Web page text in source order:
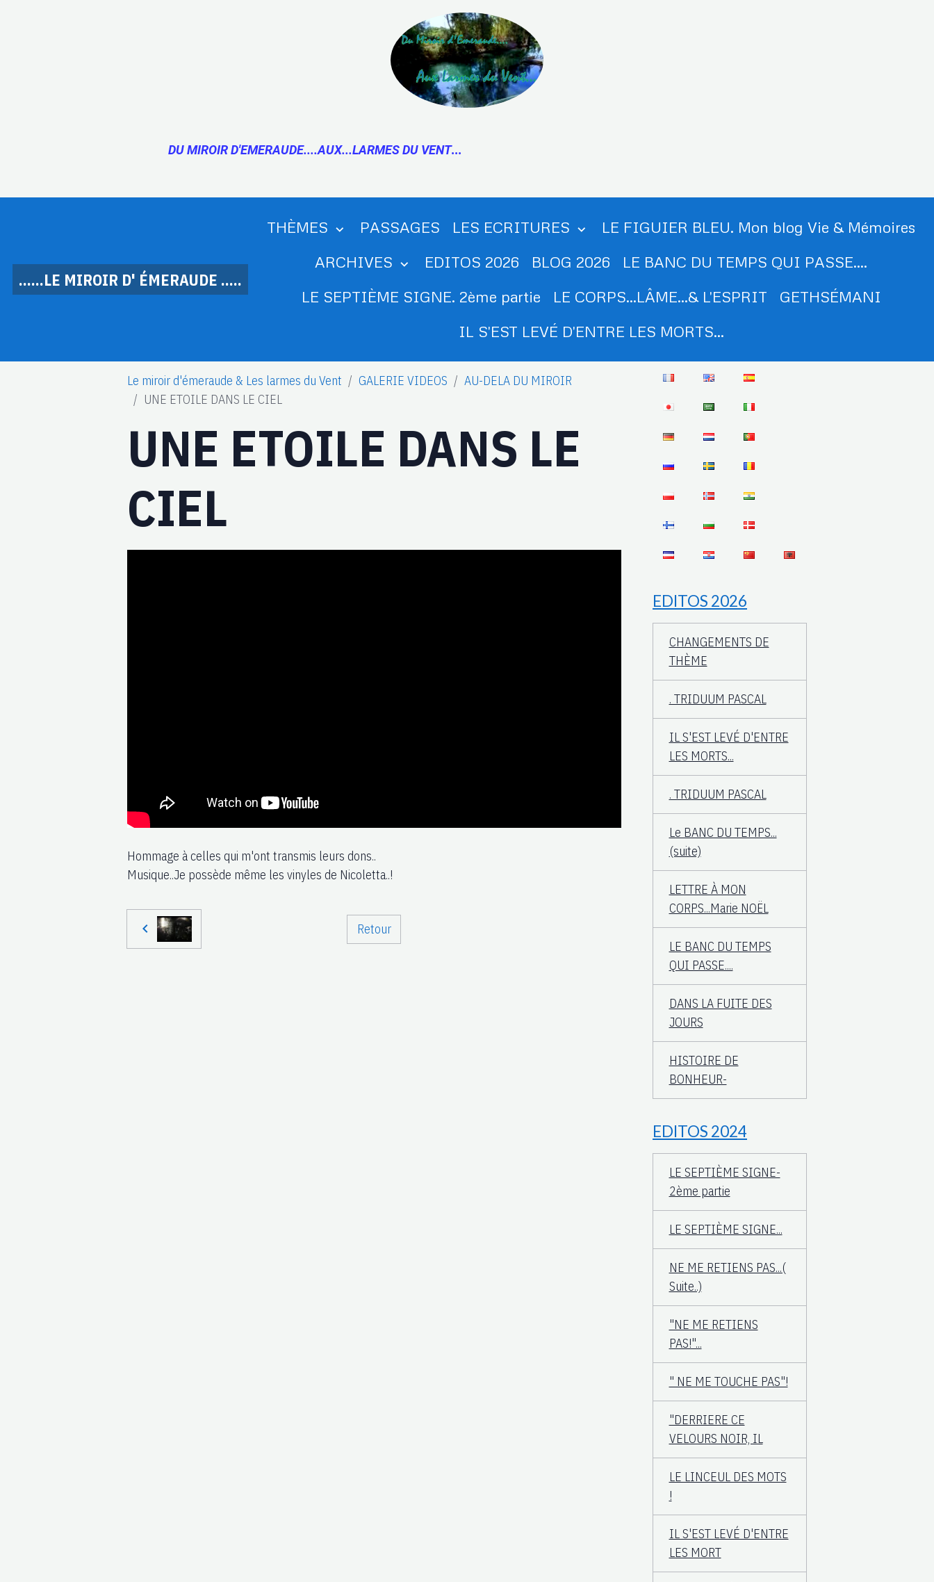
DU MIROIR D'EMERAUDE....AUX...LARMES DU VENT...
......LE MIROIR D' ÉMERAUDE .....
THÈMES PASSAGES LES ECRITURES
LE FIGUIER BLEU. Mon blog Vie & Mémoires
ARCHIVES
EDITOS 2026 BLOG 2026
LE BANC DU TEMPS QUI PASSE....
LE SEPTIÈME SIGNE. 2ème partie
LE CORPS...LÂME...& L'ESPRIT
GETHSÉMANI
IL S'EST LEVÉ D'ENTRE LES MORTS...
Le miroir d'émeraude & Les larmes du Vent GALERIE VIDEOS
AU-DELA DU MIROIR
UNE ETOILE DANS LE CIEL
UNE ETOILE DANS LE
CIEL
Hommage à celles qui m'ont transmis leurs dons..
Musique..Je possède même les vinyles de Nicoletta..!
Retour
EDITOS 2026
CHANGEMENTS DE
THÈME
. TRIDUUM PASCAL
IL S'EST LEVÉ D'ENTRE
LES MORTS...
. TRIDUUM PASCAL
Le BANC DU TEMPS...
(suite)
LETTRE À MON
CORPS...Marie NOËL
LE BANC DU TEMPS
QUI PASSE....
DANS LA FUITE DES
JOURS
HISTOIRE DE
BONHEUR-
EDITOS 2024
LE SEPTIÈME SIGNE-
2ème partie
LE SEPTIÈME SIGNE...
NE ME RETIENS PAS...(
Suite..)
"NE ME RETIENS
PAS!"...
" NE ME TOUCHE PAS"!
"DERRIERE CE
VELOURS NOIR, IL
LE LINCEUL DES MOTS
!
IL S'EST LEVÉ D'ENTRE
LES MORT